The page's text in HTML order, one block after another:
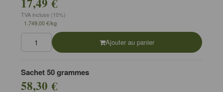
TVA incluse (10%)
1.749,00 €/kg
Ajouter au panier
Sachet 50 grammes
58,30 €